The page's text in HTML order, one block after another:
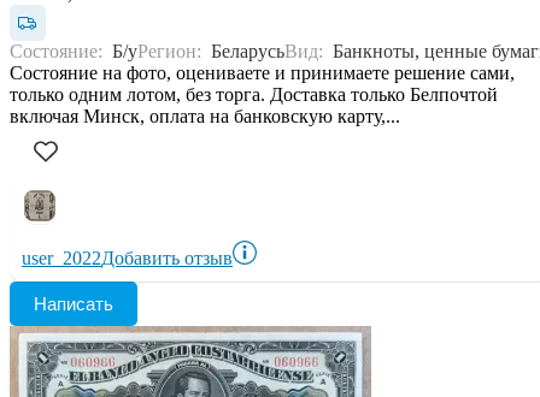
Состояние: Б/уРегион: БеларусьВид: Банкноты, ценные
Состояние на фото, оцениваете и принимаете решение сами,
только одним лотом, без торга. Доставка только Белпочтой
включая Минск, оплата на банковскую карту,...
user_2022Добавить отзыв
Написать